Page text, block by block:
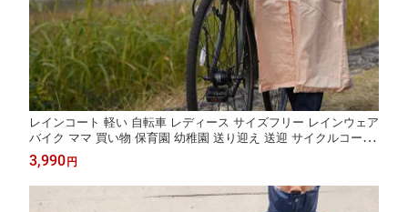
レインコート 軽い 自転車 レディース サイズフリー レインウェア
バイク ママ 買い物 保育園 幼稚園 送り迎え 送迎 サイクルコート
合羽 カッパ かっぱ 自転車用 雨対策 レイニーエース パステル シ
ンプル 可愛い おしゃれ 女性 レディース
3,990 円